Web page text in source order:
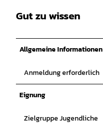
Gut zu wissen
Allgemeine Informationen
Anmeldung erforderlich
Eignung
Zielgruppe Jugendliche